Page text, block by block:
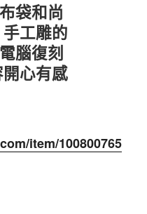
袋和尚
工雕的
腦復刻
心有感
item/100800765